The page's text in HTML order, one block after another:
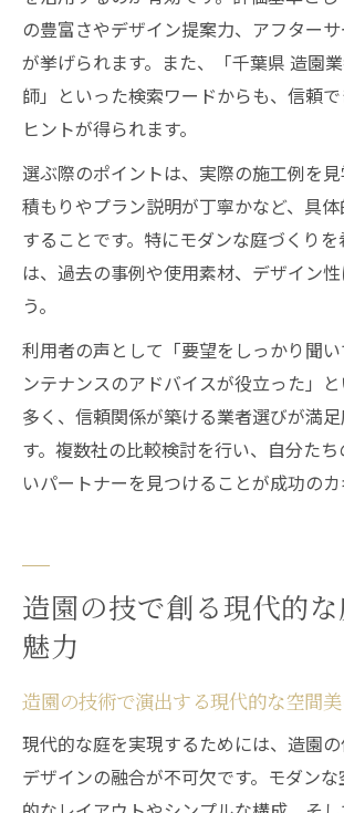
の豊富さやデザイン提案力、アフター
が挙げられます。また、「千葉県 造園
師」といった検索ワードからも、信頼
ヒントが得られます。
選ぶ際のポイントは、実際の施工例を
積もりやプラン説明が丁寧かなど、具
することです。特にモダンな庭づくり
は、過去の事例や使用素材、デザイン
う。
利用者の声として「要望をしっかり聞
ンテナンスのアドバイスが役立った」
多く、信頼関係が築ける業者選びが満
す。複数社の比較検討を行い、自分た
いパートナーを見つけることが成功のカ
造園の技で創る現代的
魅力
造園の技術で演出する現代的な空間
現代的な庭を実現するためには、造園
デザインの融合が不可欠です。モダン